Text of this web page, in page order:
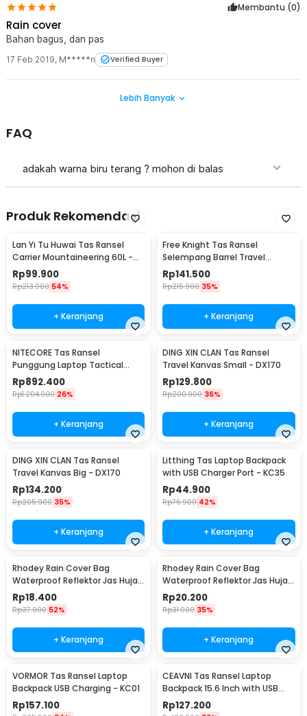
Membantu (0)
Rain cover
Bahan bagus, dan pas
17 Feb 2019, M*****n Verified Buyer
Lebih Banyak
FAQ
adakah warna biru terang ? mohon di balas
Produk Rekomendasi
Lan Yi Tu Huwai Tas Ransel
Carrier Mountaineering 60L -
GC64
Rp99.900
Rp213.900 54%
+ Keranjang
Free Knight Tas Ransel
Selempang Barrel Travel
Mountaineering Canvas -
CC05
Rp141.500
Rp215.900 35%
+ Keranjang
NITECORE Tas Ransel
Punggung Laptop Tactical
Backpack Outdoor - BP20
Rp892.400
Rp1.204.900 26%
+ Keranjang
DING XIN CLAN Tas Ransel
Travel Kanvas Small - DX170
Rp129.800
Rp200.900 36%
+ Keranjang
DING XIN CLAN Tas Ransel
Travel Kanvas Big - DX170
Rp134.200
Rp205.900 35%
+ Keranjang
Litthing Tas Laptop Backpack
with USB Charger Port - KC35
Rp44.900
Rp76.900 42%
+ Keranjang
Rhodey Rain Cover Bag
Waterproof Reflektor Jas Hujan
Tas Ransel 35L - NB10
Rp18.400
Rp37.900 52%
+ Keranjang
Rhodey Rain Cover Bag
Waterproof Reflektor Jas Hujan
Tas Ransel 20L - NB10
Rp20.200
Rp31.000 35%
+ Keranjang
VORMOR Tas Ransel Laptop
Backpack USB Charging - KC01
Rp157.100
CEAVNI Tas Ransel Laptop
Backpack 15.6 Inch with USB
Charger Port - KC32
Rp127.200